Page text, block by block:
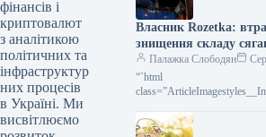
фінансів і
криптовалют
з аналітикою
політичних та
інфраструктур
них процесів
в Україні. Ми
висвітлюємо
Власник Rozetka:
знищення складу
мільярдів гривень
Палажка Слободян
“`html
src="/wp-
content/uploads/2026/08/